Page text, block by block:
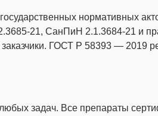
нормативных
21, СанПиН 2.1.3684-21 и
ГОСТ Р 58393 — 2019
задач. Все препараты